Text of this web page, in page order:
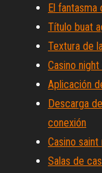
El fantasma
Título buat
Textura de
Casino
Aplicación
Descarga
conexión
Casino
Salas de